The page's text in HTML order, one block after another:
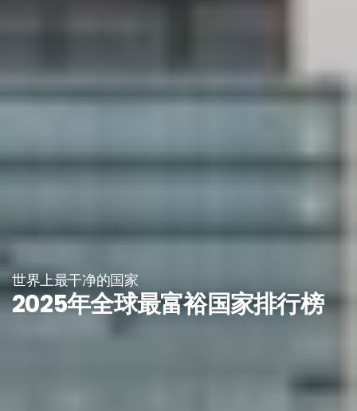
世界上最干净的国家
2025年全球最富裕国家排行榜